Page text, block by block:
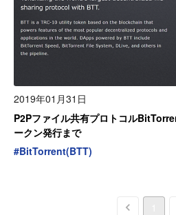
2019年01月31日
P2Pファイル共有プロトコル
ークン発行まで
#BitTorrent(BTT)